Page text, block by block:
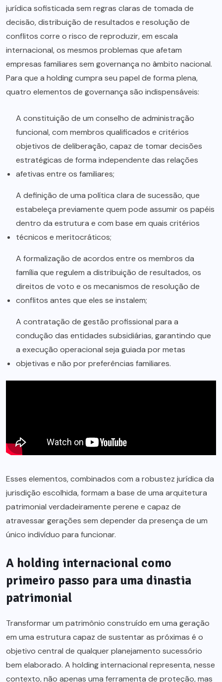
jurídica sofisticada sem regras claras de tomada de
decisão, distribuição de resultados e resolução de
conflitos corre o risco de reproduzir, em escala
internacional, os mesmos problemas que afetam
empresas familiares sem governança no âmbito nacional.
Para que a holding cumpra seu papel de forma plena,
quatro elementos de governança são indispensáveis:
A constituição de um conselho de administração
funcional, com membros qualificados e critérios
objetivos de deliberação, capaz de tomar decisões
estratégicas de forma independente das relações
afetivas entre os familiares;
A definição de uma política clara de sucessão, que
estabeleça previamente quem pode assumir os papéis
dentro da estrutura e com base em quais critérios
técnicos e meritocráticos;
A formalização de acordos entre os membros da
família que regulem a distribuição de resultados, os
direitos de voto e os mecanismos de resolução de
conflitos antes que eles se instalem;
A contratação de gestão profissional para a
condução das entidades subsidiárias, garantindo que
a execução operacional seja guiada por metas
objetivas e não por preferências familiares.
Esses elementos, combinados com a robustez jurídica da
jurisdição escolhida, formam a base de uma arquitetura
patrimonial verdadeiramente perene e capaz de
atravessar gerações sem depender da presença de um
único indivíduo para funcionar.
A holding internacional como
primeiro passo para uma dinastia
patrimonial
Transformar um patrimônio construído em uma geração
em uma estrutura capaz de sustentar as próximas é o
objetivo central de qualquer planejamento sucessório
bem elaborado. A holding internacional representa, nesse
contexto, não apenas uma ferramenta de proteção, mas